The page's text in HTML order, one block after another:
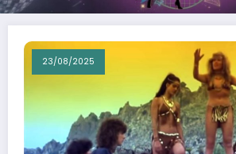
23/08/2025